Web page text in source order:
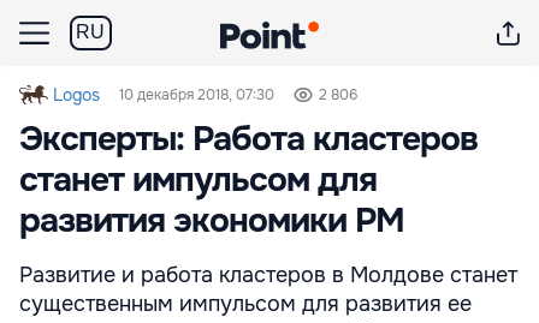
RU
Logos 10 декабря 2018, 07:30 2 806
Эксперты: Работа кластеров
станет импульсом для
развития экономики РМ
Развитие и работа кластеров в Молдове станет
существенным импульсом для развития ее